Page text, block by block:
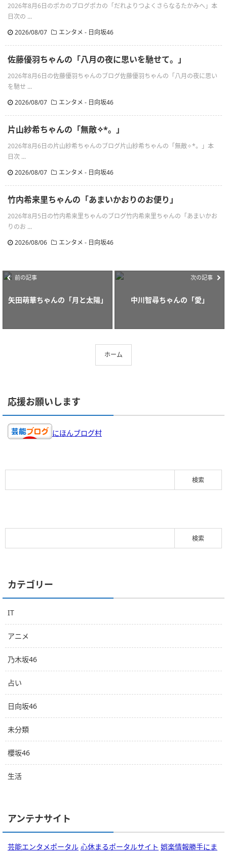
2026年8月6日のポカのブログポカの「だれよりつよくさらなるたかみへ」本
日次の ...
2026/08/07
エンタメ - 日向坂46
佐藤優羽ちゃんの「八月の夜に思いを馳せて。」
2026年8月6日の佐藤優羽ちゃんのブログ佐藤優羽ちゃんの「八月の夜に思い
を馳せ ...
2026/08/07
エンタメ - 日向坂46
片山紗希ちゃんの「無敵✧︎*。」
2026年8月6日の片山紗希ちゃんのブログ片山紗希ちゃんの「無敵✧︎*。」本
日次 ...
2026/08/07
エンタメ - 日向坂46
竹内希来里ちゃんの「あまいかおりのお便り」
2026年8月5日の竹内希来里ちゃんのブログ竹内希来里ちゃんの「あまいかお
りのお ...
2026/08/06
エンタメ - 日向坂46
前の記事
矢田萌華ちゃんの「月と太陽」
次の記事
中川智尋ちゃんの「愛」
ホーム
応援お願いします
にほんブログ村
カテゴリー
IT
アニメ
乃木坂46
占い
日向坂46
未分類
櫻坂46
生活
アンテナサイト
芸能エンタメポータル 心休まるポータルサイト 娯楽情報勝手にま